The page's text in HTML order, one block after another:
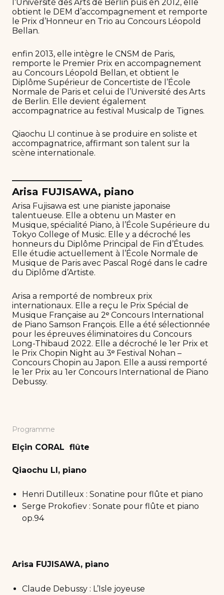
l’Université des Arts de Berlin puis en 2012, elle
obtient le DEM d’accompagnement et remporte
le Prix d’Honneur en Trio au Concours Léopold
Bellan.
enfin 2013, elle intègre le CNSM de Paris,
remporte le Premier Prix en accompagnement
au Concours Léopold Bellan, et obtient le
Diplôme Supérieur de Concertiste de l’École
Normale de Paris et celui de l’Université des Arts
de Berlin. Elle devient également
accompagnatrice au festival Musicalp de Tignes.
Qiaochu LI continue à se produire en soliste et
accompagnatrice, affirmant son talent sur la
scène internationale.
Arisa FUJISAWA, piano
Arisa Fujisawa est une pianiste japonaise
talentueuse. Elle a obtenu un Master en
Musique, spécialité Piano, à l’École Supérieure du
Tokyo College of Music. Elle y a décroché les
honneurs du Diplôme Principal de Fin d’Études.
Elle étudie actuellement à l’École Normale de
Musique de Paris avec Pascal Rogé dans le cadre
du Diplôme d’Artiste.
Arisa a remporté de nombreux prix
internationaux. Elle a reçu le Prix Spécial de
Musique Française au 2ᵉ Concours International
de Piano Samson François. Elle a été sélectionnée
pour les épreuves éliminatoires du Concours
Long-Thibaud 2022. Elle a décroché le 1er Prix et
le Prix Chopin Night au 3ᵉ Festival Nohan –
Concours Chopin au Japon. Elle a aussi remporté
le 1er Prix au 1er Concours International de Piano
Debussy.
Programme
Elçin CORAL flûte
Qiaochu LI, piano
Henri Dutilleux : Sonatine pour flûte et piano
Serge Prokofiev : Sonate pour flûte et piano
op.94
Arisa FUJISAWA, piano
Claude Debussy : L’Isle joyeuse